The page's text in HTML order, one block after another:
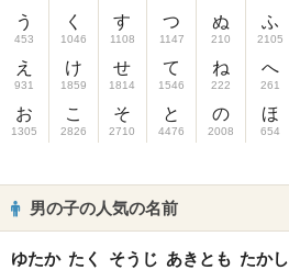
う
453
え
931
お
1305
く
1046
け
1859
こ
2826
す
1108
せ
1814
そ
2710
つ
1147
て
1546
と
4476
ぬ
210
ね
222
の
2008
ふ
2105
へ
261
ほ
654
男の子の人気の名前
ゆたか たく そうじ あきとも たかし